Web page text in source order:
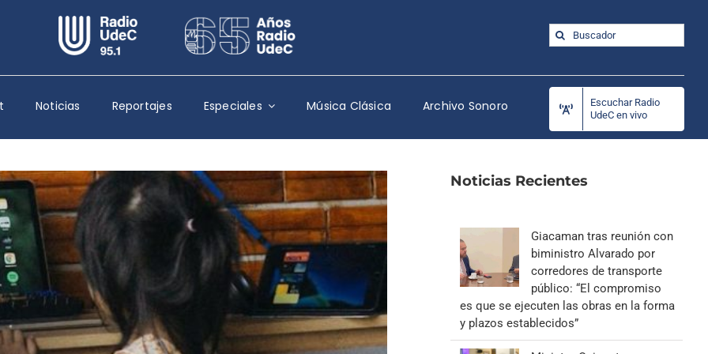
Escuchar Radio UdeC en vivo
Quiénes Somos
Programación
Podcast
Reportajes
Columnas
Música Clásica
Especiales
Buscar:
Noticias Reportajes Especiales Música Clásica Archivo Sonoro
Escuchar Radio
UdeC en vivo
Noticias Recientes
Giacaman tras reunión con
biministro Alvarado por
corredores de transporte
público: “El compromiso
es que se ejecuten las obras en la forma
y plazos establecidos”